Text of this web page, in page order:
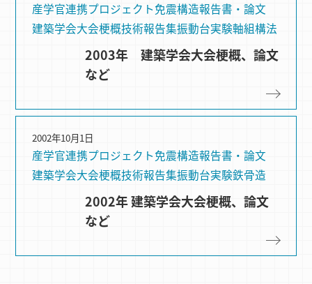
産学官連携プロジェクト免震構造報告書・論文
建築学会大会梗概技術報告集振動台実験軸組構法
2003年 建築学会大会梗概、論文
など
産学官連携プロジェクト免震構造報告書・論文
建築学会大会梗概技術報告集振動台実験鉄骨造
2002年10月1日
2002年 建築学会大会梗概、論文
など